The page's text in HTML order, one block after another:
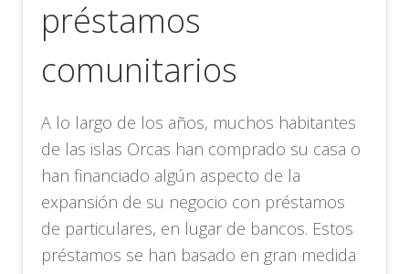
préstamos
comunitarios
A lo largo de los años, muchos habitantes
de las islas Orcas han comprado su casa o
han financiado algún aspecto de la
expansión de su negocio con préstamos
de particulares, en lugar de bancos. Estos
préstamos se han basado en gran medida